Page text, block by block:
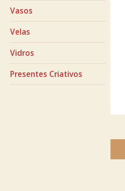
Vasos
Velas
Vidros
Presentes Criativos